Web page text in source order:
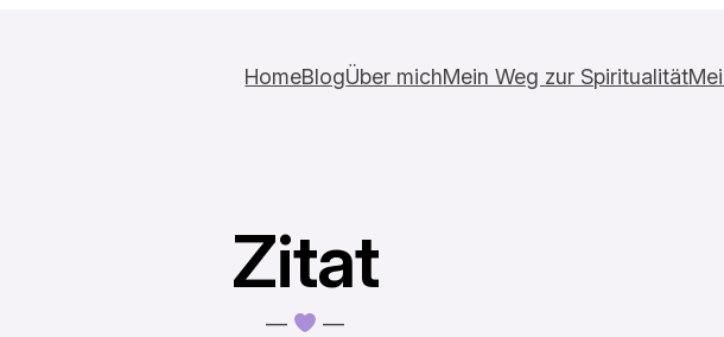
HomeBlogÜber michMein Weg zur Spiritualität
Zitat
—
—